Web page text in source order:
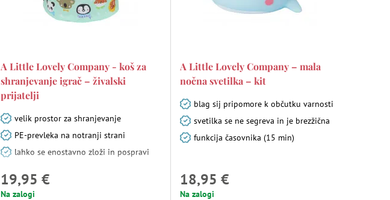
A Little Lovely Company - koš za
shranjevanje igrač – živalski
prijatelji
velik prostor za shranjevanje
PE-prevleka na notranji strani
lahko se enostavno zloži in pospravi
19,95 €
Na zalogi
A Little Lovely Company – mala
nočna svetilka – kit
blag sij pripomore k občutku varnosti
svetilka se ne segreva in je brezžična
funkcija časovnika (15 min)
18,95 €
Na zalogi